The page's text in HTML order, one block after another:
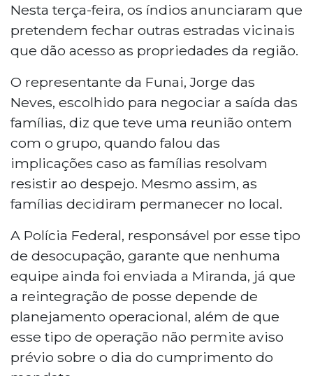
Nesta terça-feira, os índios anunciaram que
pretendem fechar outras estradas vicinais
que dão acesso as propriedades da região.
O representante da Funai, Jorge das
Neves, escolhido para negociar a saída das
famílias, diz que teve uma reunião ontem
com o grupo, quando falou das
implicações caso as famílias resolvam
resistir ao despejo. Mesmo assim, as
famílias decidiram permanecer no local.
A Polícia Federal, responsável por esse tipo
de desocupação, garante que nenhuma
equipe ainda foi enviada a Miranda, já que
a reintegração de posse depende de
planejamento operacional, além de que
esse tipo de operação não permite aviso
prévio sobre o dia do cumprimento do